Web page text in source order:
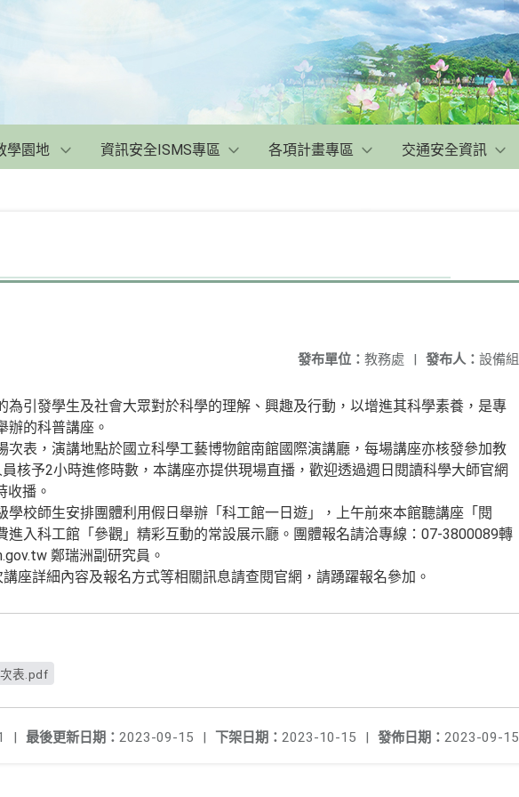
學園地 資訊安全ISMS專區 各項計畫專區 交通安全資訊
發布人： 設備組
發布單位： 教務處 |
為引發學生及社會大眾對於科學的理解、興趣及行動，以增進其科學素養，是專
辦的科普講座。
次表，演講地點於國立科學工藝博物館南館國際演講廳，每場講座亦核發參加教
核予2小時進修時數，本講座亦提供現場直播，歡迎透過週日閱讀科學大師官網
播。
學校師生安排團體利用假日舉辦「科工館一日遊」，上午前來本館聽講座「閱
進入科工館「參觀」精彩互動的常設展示廳。團體報名請洽專線：07-3800089轉
鄭瑞洲副研究員。
座詳細內容及報名方式等相關訊息請查閱官網，請踴躍報名參加。
表.pdf
發佈日期： 2023-09-15
下架日期： 2023-10-15 |
最後更新日期： 2023-09-15 |
|